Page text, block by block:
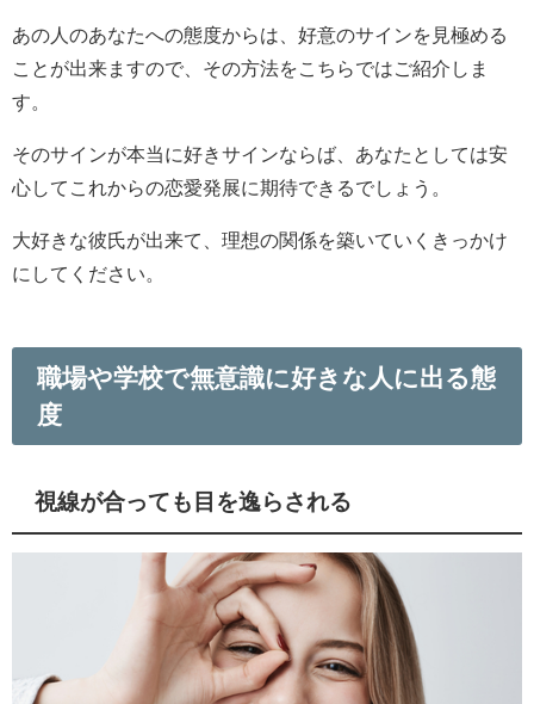
あの人のあなたへの態度からは、好意のサインを見極める
ことが出来ますので、その方法をこちらではご紹介しま
す。
そのサインが本当に好きサインならば、あなたとしては安
心してこれからの恋愛発展に期待できるでしょう。
大好きな彼氏が出来て、理想の関係を築いていくきっかけ
にしてください。
職場や学校で無意識に好きな人に出る態
度
視線が合っても目を逸らされる